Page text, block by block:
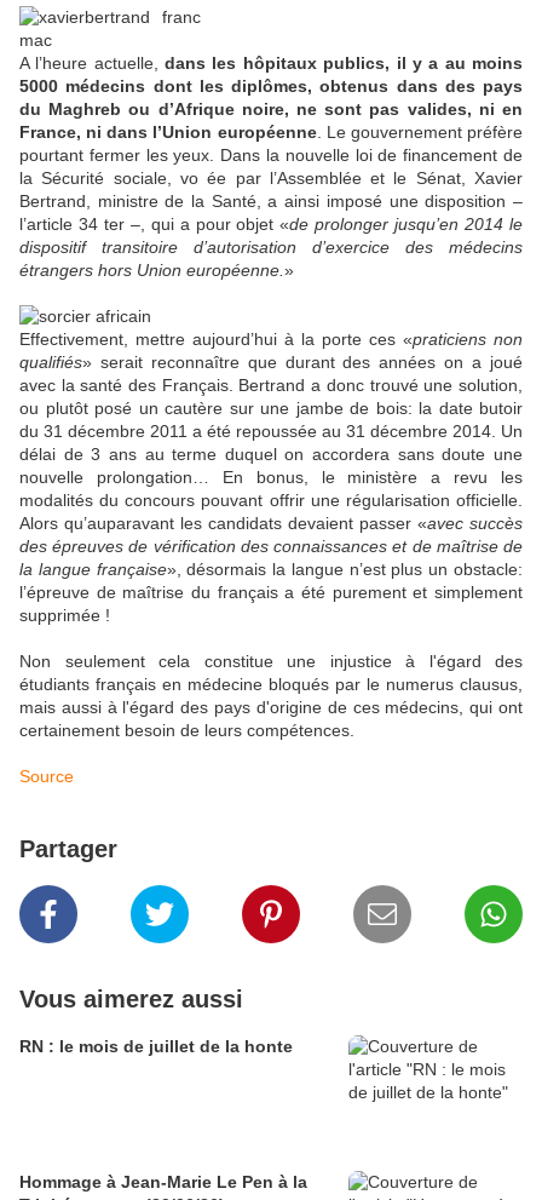
A l’heure actuelle,dans les hôpitaux publics, il y a au moins
5000 médecins dont les diplômes, obtenus dans des pays
du Maghreb ou d’Afrique noire, ne sont pas valides, ni en
France, ni dans l’Union européenne. Le gouvernement préfère
pourtant fermer les yeux. Dans la nouvelle loi de financement de
la Sécurité sociale, vo ée par l’Assemblée et le Sénat, Xavier
Bertrand, ministre de la Santé, a ainsi imposé une disposition –
l’article 34 ter –, qui a pour objet «de prolonger jusqu’en 2014 le
dispositif transitoire d’autorisation d’exercice des médecins
étrangers hors Union européenne. »
Effectivement, mettre aujourd’hui à la porte ces «praticiens non
qualifiés» serait reconnaître que durant des années on a joué
avec la santé des Français. Bertrand a donc trouvé une solution,
ou plutôt posé un cautère sur une jambe de bois: la date butoir
du 31 décembre 2011 a été repoussée au 31 décembre 2014. Un
délai de 3 ans au terme duquel on accordera sans doute une
nouvelle prolongation… En bonus, le ministère a revu les
modalités du concours pouvant offrir une régularisation officielle.
Alors qu’auparavant les candidats devaient passer «avec succès
des épreuves de vérification des connaissances et de maîtrise de
la langue française», désormais la langue n’est plus un obstacle:
l’épreuve de maîtrise du français a été purement et simplement
supprimée !
Non seulement cela constitue une injustice à l'égard des
étudiants français en médecine bloqués par le numerus clausus,
mais aussi à l'égard des pays d'origine de ces médecins, qui ont
certainement besoin de leurs compétences.
Source
Partager
Vous aimerez aussi
RN : le mois de juillet de la honte
Hommage à Jean-Marie Le Pen à la